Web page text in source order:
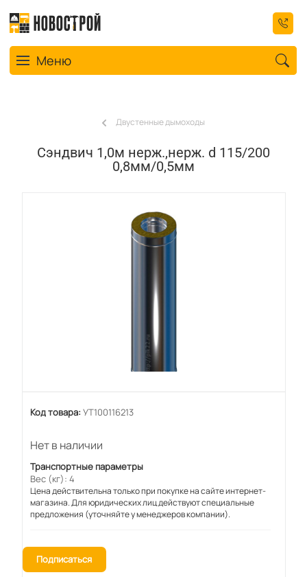
Toggle navigation
Меню
Двустенные дымоходы
Сэндвич 1,0м нерж.,нерж. d 115/200
0,8мм/0,5мм
Код товара: УТ100116213
Нет в наличии
Транспортные параметры
Вес (кг): 4
Цена действительна только при покупке на сайте интернет-
магазина. Для юридических лиц действуют специальные
предложения (уточняйте у менеджеров компании).
Подписаться